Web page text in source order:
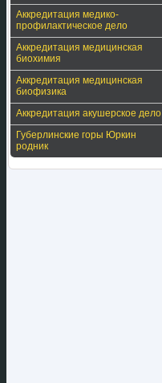
Аккредитация медико-
профилактическое дело
Аккредитация медицинская
биохимия
Аккредитация медицинская
биофизика
Аккредитация акушерское дело
Губерлинские горы Юркин
родник